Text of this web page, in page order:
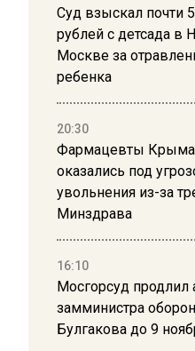
Суд взыскал почти
рублей с детсада в
Москве за
ребенка
20:30
Фармацевты Крыма
оказались под
увольнения из-за
Минздрава
16:10
Мосгорсуд продлил
замминистра
Булгакова до 9